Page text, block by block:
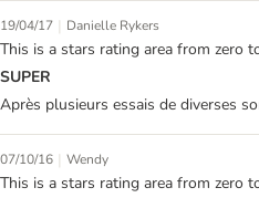
19/04/17 | Danielle Rykers
This is a stars rating area from zero
SUPER
Après plusieurs essais de diverses
07/10/16 | Wendy
This is a stars rating area from zero